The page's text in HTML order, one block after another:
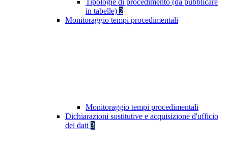
Tipologie di procedimento (da pubblicare
in tabelle) 2
Monitoraggio tempi procedimentali
Monitoraggio tempi procedimentali
Dichiarazioni sostitutive e acquisizione d'ufficio
dei dati 3